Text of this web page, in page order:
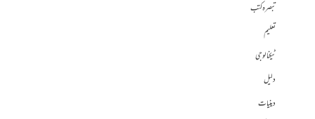
تبصرہ کتب
تعلیم
ٹیکنالوجی
دلیل
دینیات